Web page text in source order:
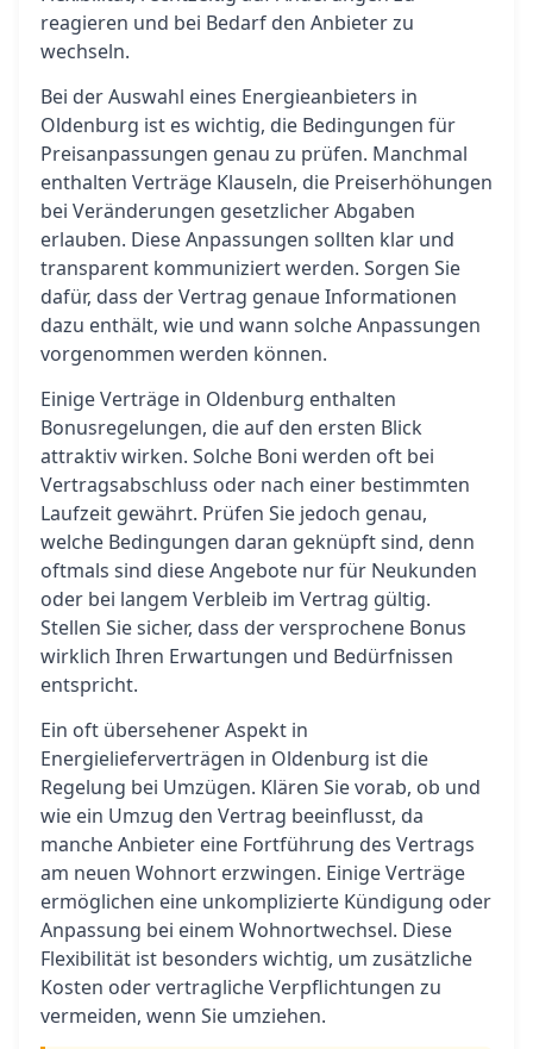
reagieren und bei Bedarf den Anbieter zu
wechseln.
Bei der Auswahl eines Energieanbieters in
Oldenburg ist es wichtig, die Bedingungen für
Preisanpassungen genau zu prüfen. Manchmal
enthalten Verträge Klauseln, die Preiserhöhungen
bei Veränderungen gesetzlicher Abgaben
erlauben. Diese Anpassungen sollten klar und
transparent kommuniziert werden. Sorgen Sie
dafür, dass der Vertrag genaue Informationen
dazu enthält, wie und wann solche Anpassungen
vorgenommen werden können.
Einige Verträge in Oldenburg enthalten
Bonusregelungen, die auf den ersten Blick
attraktiv wirken. Solche Boni werden oft bei
Vertragsabschluss oder nach einer bestimmten
Laufzeit gewährt. Prüfen Sie jedoch genau,
welche Bedingungen daran geknüpft sind, denn
oftmals sind diese Angebote nur für Neukunden
oder bei langem Verbleib im Vertrag gültig.
Stellen Sie sicher, dass der versprochene Bonus
wirklich Ihren Erwartungen und Bedürfnissen
entspricht.
Ein oft übersehener Aspekt in
Energielieferverträgen in Oldenburg ist die
Regelung bei Umzügen. Klären Sie vorab, ob und
wie ein Umzug den Vertrag beeinflusst, da
manche Anbieter eine Fortführung des Vertrags
am neuen Wohnort erzwingen. Einige Verträge
ermöglichen eine unkomplizierte Kündigung oder
Anpassung bei einem Wohnortwechsel. Diese
Flexibilität ist besonders wichtig, um zusätzliche
Kosten oder vertragliche Verpflichtungen zu
vermeiden, wenn Sie umziehen.